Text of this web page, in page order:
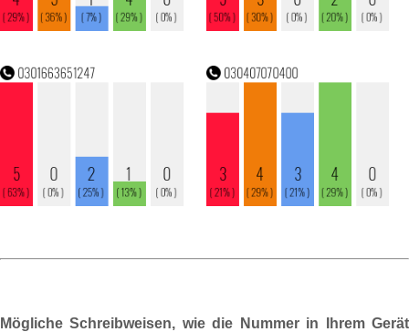
Mögliche Schreibweisen, wie die Nummer in Ihrem Gerät